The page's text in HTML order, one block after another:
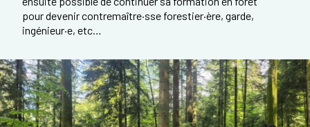
pour devenir contremaître·sse forestier·ère, garde,
ingénieur·e, etc…